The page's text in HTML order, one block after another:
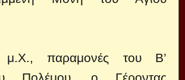
παραμονές του Β’